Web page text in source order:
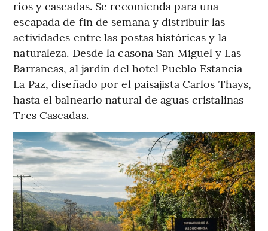
ríos y cascadas. Se recomienda para una
escapada de fin de semana y distribuír las
actividades entre las postas históricas y la
naturaleza. Desde la casona San Miguel y Las
Barrancas, al jardín del hotel Pueblo Estancia
La Paz, diseñado por el paisajista Carlos Thays,
hasta el balneario natural de aguas cristalinas
Tres Cascadas.